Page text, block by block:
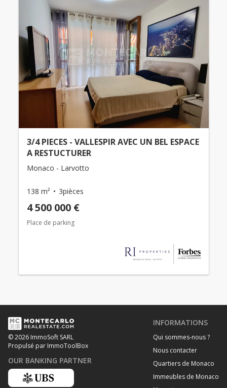
3/4 PIECES - VALLESPIR AVEC UN BEL ESPACE
A RESTUCTURER
Monaco - Larvotto
138 m² 3pièces
4 500 000 €
Place de parking
© 2026 ImmoSoft SARL
Propulsé par ImmoToolBox
OUR BANKING PARTNER
INFORMATIONS
Qui sommes-nous ?
Nous contacter
Quartiers de Monaco
Immeubles de Monaco